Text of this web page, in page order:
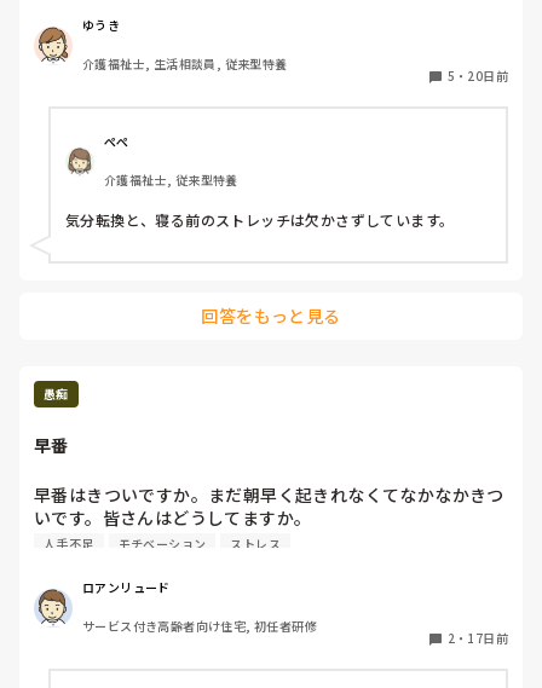
ゆうき
介護福祉士, 生活相談員, 従来型特養
5 ・ 20日前
ぺぺ
介護福祉士, 従来型特養
気分転換と、寝る前のストレッチは欠かさずしています。
回答をもっと見る
愚痴
早番
早番はきついですか。まだ朝早く起きれなくてなかなかきつ
いです。皆さんはどうしてますか。
人手不足 モチベーション ストレス
ロアンリュード
サービス付き高齢者向け住宅, 初任者研修
2 ・ 17日前